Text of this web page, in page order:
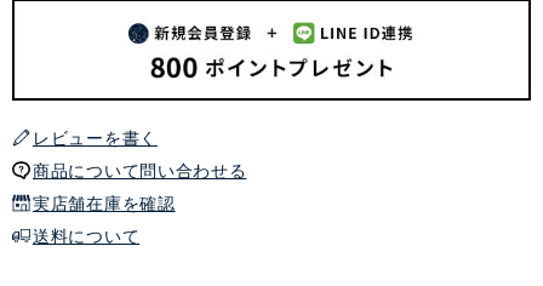
レビューを書く
商品について問い合わせる
実店舗在庫を確認
送料について